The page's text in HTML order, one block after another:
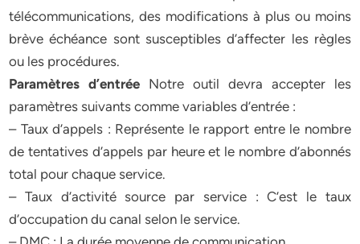
télécommunications, des modifications à plus ou moins
brève échéance sont susceptibles d’affecter les règles
ou les procédures.
Paramètres d’entrée Notre outil devra accepter les
paramètres suivants comme variables d’entrée :
– Taux d’appels : Représente le rapport entre le nombre
de tentatives d’appels par heure et le nombre d’abonnés
total pour chaque service.
– Taux d’activité source par service : C’est le taux
d’occupation du canal selon le service.